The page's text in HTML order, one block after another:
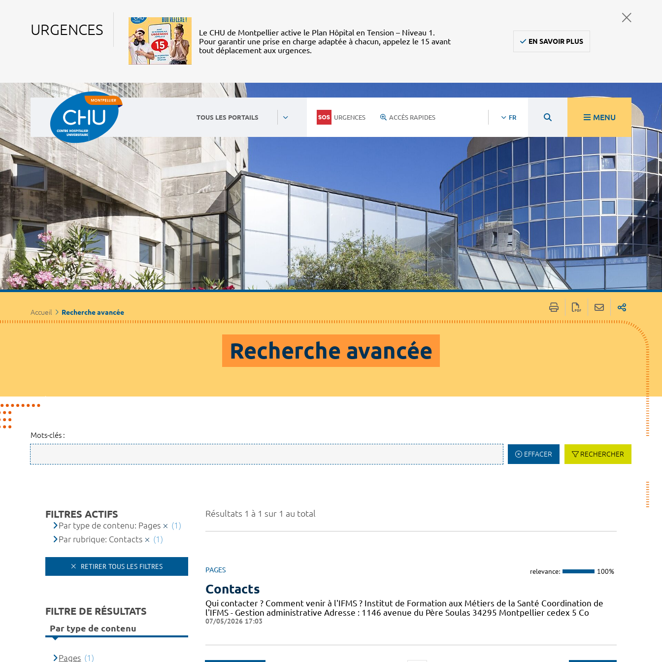
URGENCES
Le CHU de Montpellier active le Plan Hôpital en Tension – Niveau 1.
Pour garantir une prise en charge adaptée à chacun, appelez le 15 avant
tout déplacement aux urgences.
EN SAVOIR PLUS
TOUS LES PORTAILS URGENCES ACCÈS RAPIDES FR MENU
Accueil Recherche avancée
Recherche avancée
Mots-clés :
EFFACER RECHERCHER
Résultats 1 à 1 sur 1 au total
PAGES relevance: 100%
Contacts
Qui contacter ? Comment venir à l'IFMS ? Institut de Formation aux Métiers de la Santé Coordination de
l'IFMS - Gestion administrative Adresse : 1146 avenue du Père Soulas 34295 Montpellier cedex 5 Co
07/05/2026 17:03
FILTRES ACTIFS
Par type de contenu: Pages
(1)
Par rubrique: Contacts
(1)
RETIRER TOUS LES FILTRES
FILTRE DE RÉSULTATS
Par type de contenu
Pages (1)